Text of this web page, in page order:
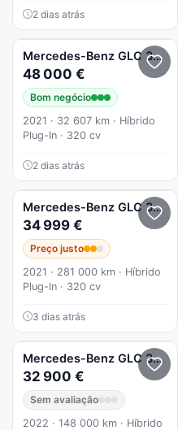
2 dias atrás
Mercedes-Benz GLC 300
48 000 €
Bom negócio
2021 · 32 607 km · Híbrido
Plug-In · 320 cv
2 dias atrás
Mercedes-Benz GLC 300
34 999 €
Preço justo
2021 · 281 000 km · Híbrido
Plug-In · 320 cv
3 dias atrás
Mercedes-Benz GLC 300
32 900 €
Sem avaliação
2022 · 148 000 km · Híbrido